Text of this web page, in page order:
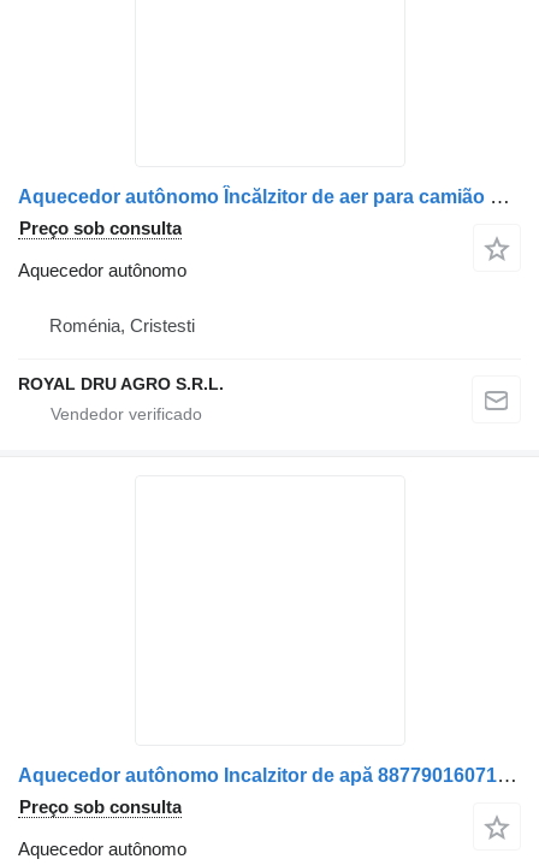
Aquecedor autônomo Încălzitor de aer para camião MAN 12V cu conector mov
Preço sob consulta
Aquecedor autônomo
Roménia, Cristesti
ROYAL DRU AGRO S.R.L.
Aquecedor autônomo Incalzitor de apă 88779016071 para camião MAN 88779016071 / 8877901-6071 / 8877901-6055 / 88779016055 17
Preço sob consulta
Aquecedor autônomo